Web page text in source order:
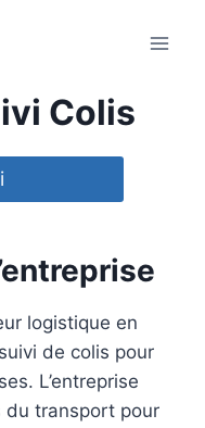
Colis
logistique en
de colis pour
L’entreprise
du transport pour